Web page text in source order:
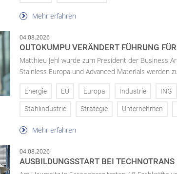
Mehr erfahren
04.08.2026
OUTOKUMPU VERÄNDERT FÜHRUNG
Matthieu Jehl wurde zum President der Business
Stainless Europa und Advanced Materials werden
Energie EU Europa Industrie ING
Stahlindustrie Strategie Unternehmen
Mehr erfahren
04.08.2026
AUSBILDUNGSSTART BEI TECHNOTRANS